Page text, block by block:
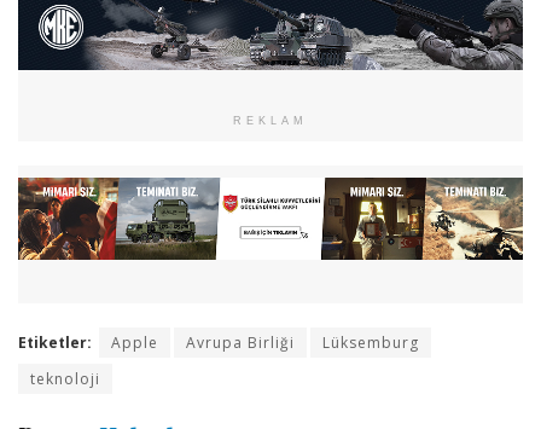
REKLAM
Etiketler: Apple Avrupa Birliği
Lüksemburg
teknoloji